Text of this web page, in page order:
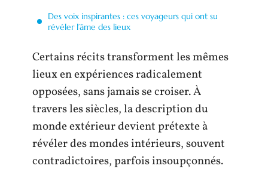
Des voix inspirantes : ces voyageurs qui ont su
révéler l’âme des lieux
Certains récits transforment les mêmes
lieux en expériences radicalement
opposées, sans jamais se croiser. À
travers les siècles, la description du
monde extérieur devient prétexte à
révéler des mondes intérieurs, souvent
contradictoires, parfois insoupçonnés.